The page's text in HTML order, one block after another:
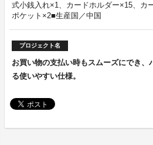
式小銭入れ×1、カードホルダー×15、カ
ポケット×2■生産国／中国
プロジェクト名
お買い物の支払い時もスムーズにでき、
る使いやすい仕様。